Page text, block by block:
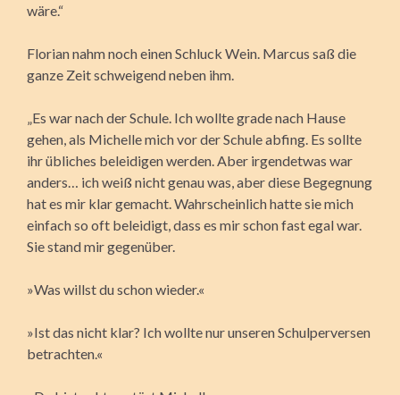
wäre.“
Florian nahm noch einen Schluck Wein. Marcus saß die
ganze Zeit schweigend neben ihm.
„Es war nach der Schule. Ich wollte grade nach Hause
gehen, als Michelle mich vor der Schule abfing. Es sollte
ihr übliches beleidigen werden. Aber irgendetwas war
anders… ich weiß nicht genau was, aber diese Begegnung
hat es mir klar gemacht. Wahrscheinlich hatte sie mich
einfach so oft beleidigt, dass es mir schon fast egal war.
Sie stand mir gegenüber.
»Was willst du schon wieder.«
»Ist das nicht klar? Ich wollte nur unseren Schulperversen
betrachten.«